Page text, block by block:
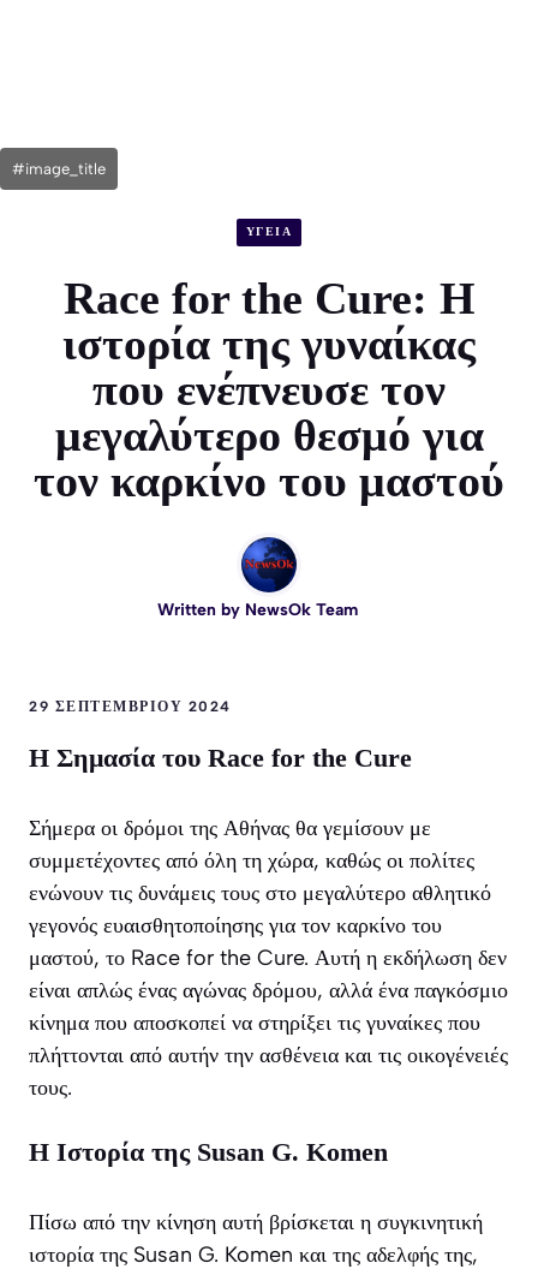
#image_title
ΥΓΕΙΑ
Race for the Cure: Η
ιστορία της γυναίκας
που ενέπνευσε τον
μεγαλύτερο θεσμό για
τον καρκίνο του μαστού
Written by NewsOk Team
29 ΣΕΠΤΕΜΒΡΊΟΥ 2024
Η Σημασία του Race for the Cure
Σήμερα οι δρόμοι της Αθήνας θα γεμίσουν με
συμμετέχοντες από όλη τη χώρα, καθώς οι πολίτες
ενώνουν τις δυνάμεις τους στο μεγαλύτερο αθλητικό
γεγονός ευαισθητοποίησης για τον καρκίνο του
μαστού, το Race for the Cure. Αυτή η εκδήλωση δεν
είναι απλώς ένας αγώνας δρόμου, αλλά ένα παγκόσμιο
κίνημα που αποσκοπεί να στηρίξει τις γυναίκες που
πλήττονται από αυτήν την ασθένεια και τις οικογένειές
τους.
Η Ιστορία της Susan G. Komen
Πίσω από την κίνηση αυτή βρίσκεται η συγκινητική
ιστορία της Susan G. Komen και της αδελφής της,